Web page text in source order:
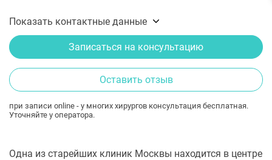
Показать контактные данные
Записаться на консультацию
Оставить отзыв
при записи online - у многих хирургов консультация бесплатная.
Уточняйте у оператора.
Одна из старейших клиник Москвы находится в центре